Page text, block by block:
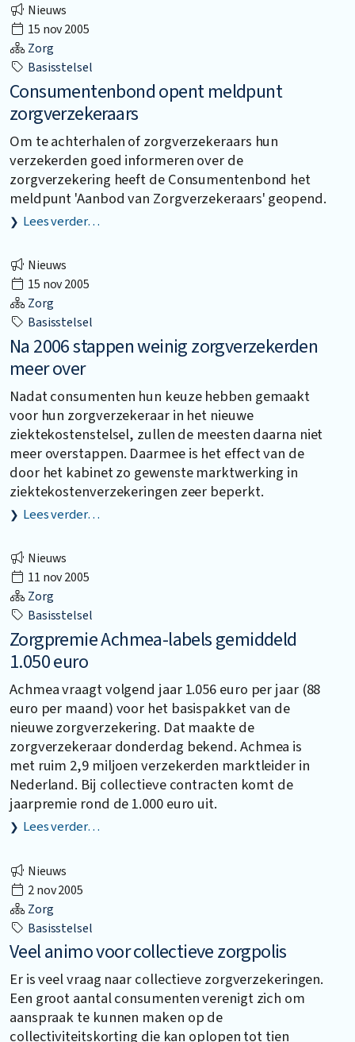
Nieuws
15 nov 2005
Zorg
Basisstelsel
Consumentenbond opent meldpunt
zorgverzekeraars
Om te achterhalen of zorgverzekeraars hun
verzekerden goed informeren over de
zorgverzekering heeft de Consumentenbond het
meldpunt 'Aanbod van Zorgverzekeraars' geopend.
Lees verder…
Nieuws
15 nov 2005
Zorg
Basisstelsel
Na 2006 stappen weinig zorgverzekerden
meer over
Nadat consumenten hun keuze hebben gemaakt
voor hun zorgverzekeraar in het nieuwe
ziektekostenstelsel, zullen de meesten daarna niet
meer overstappen. Daarmee is het effect van de
door het kabinet zo gewenste marktwerking in
ziektekostenverzekeringen zeer beperkt.
Lees verder…
Nieuws
11 nov 2005
Zorg
Basisstelsel
Zorgpremie Achmea-labels gemiddeld
1.050 euro
Achmea vraagt volgend jaar 1.056 euro per jaar (88
euro per maand) voor het basispakket van de
nieuwe zorgverzekering. Dat maakte de
zorgverzekeraar donderdag bekend. Achmea is
met ruim 2,9 miljoen verzekerden marktleider in
Nederland. Bij collectieve contracten komt de
jaarpremie rond de 1.000 euro uit.
Lees verder…
Nieuws
2 nov 2005
Zorg
Basisstelsel
Veel animo voor collectieve zorgpolis
Er is veel vraag naar collectieve zorgverzekeringen.
Een groot aantal consumenten verenigt zich om
aanspraak te kunnen maken op de
collectiviteitskorting die kan oplopen tot tien